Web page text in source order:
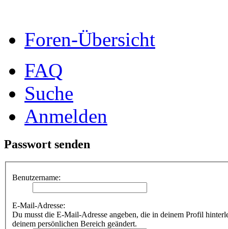
Foren-Übersicht
FAQ
Suche
Anmelden
Passwort senden
Benutzername:
E-Mail-Adresse:
Du musst die E-Mail-Adresse angeben, die in deinem Profil
deinem persönlichen Bereich geändert.